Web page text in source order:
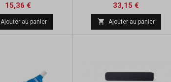
Prix
15,36 €
base
Ajouter au panier
Prix
33,15 €
base
 Ajouter au panier